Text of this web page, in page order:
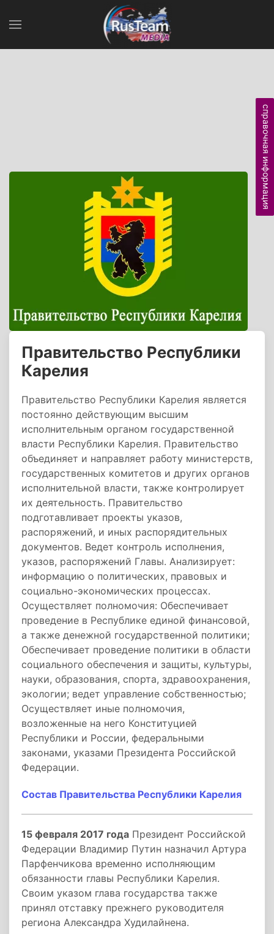
Правительство Республики
Карелия
Правительство Республики Карелия является
постоянно действующим высшим
исполнительным органом государственной
власти Республики Карелия. Правительство
объединяет и направляет работу министерств,
государственных комитетов и других органов
исполнительной власти, также контролирует
их деятельность. Правительство
подготавливает проекты указов,
распоряжений, и иных распорядительных
документов. Ведет контроль исполнения,
указов, распоряжений Главы. Анализирует:
информацию о политических, правовых и
социально-экономических процессах.
Осуществляет полномочия: Обеспечивает
проведение в Республике единой финансовой,
а также денежной государственной политики;
Обеспечивает проведение политики в области
социального обеспечения и защиты, культуры,
науки, образования, спорта, здравоохранения,
экологии; ведет управление собственностью;
Осуществляет иные полномочия,
возложенные на него Конституцией
Республики и России, федеральными
законами, указами Президента Российской
Федерации.
Состав Правительства Республики Карелия
15 февраля 2017 года Президент Российской
Федерации Владимир Путин назначил Артура
Парфенчикова временно исполняющим
обязанности главы Республики Карелия.
Своим указом глава государства также
принял отставку прежнего руководителя
региона Александра Худилайнена.
справочная информация